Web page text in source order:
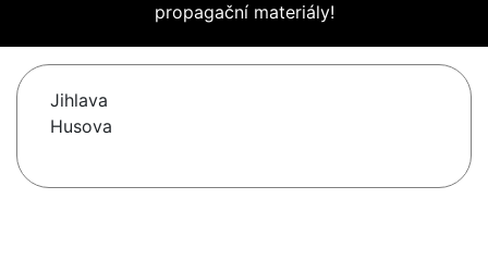
propagační materiály!
Jihlava
Husova